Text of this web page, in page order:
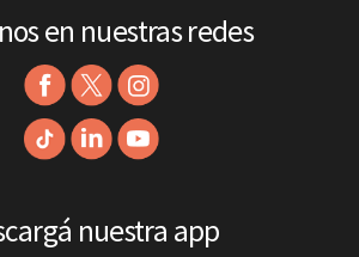
en nuestras redes
nuestra app